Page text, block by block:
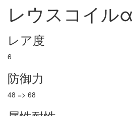
レウスコイルα
レア度
6
防御力
48 => 68